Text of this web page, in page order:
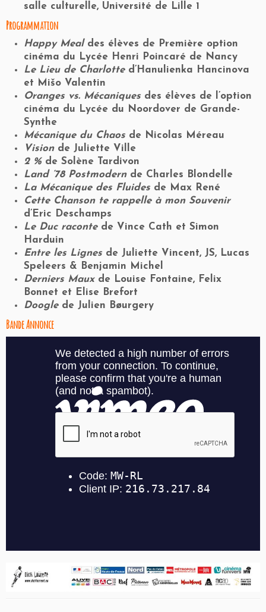
salle culturelle, Université de Lille 1
Programmation
Happy Meal des élèves de Première option
cinéma du Lycée Henri Poincaré de Nancy
Le Lieu de Charlotted’Hanulienka Hancinova
et Mišo Valentin
Oranges vs. Mécaniques des élèves de l’option
cinéma du Lycée du Noordover de Grande-
Synthe
Mécanique du Chaos de Nicolas Méreau
Vision de Juliette Ville
2 % de Solène Tardivon
Land ’78 Postmodern de Charles Blondelle
La Mécanique des Fluides de Max René
Cette Chanson te rappelle à mon Souvenir
d’Eric Deschamps
Le Duc racontede Vince Cath et Simon
Harduin
Entre les Lignes de Juliette Vincent, JS, Lucas
Speleers & Benjamin Michel
Derniers Mauxde Louise Fontaine, Felix
Bonnet et Elise Brefort
Doogle de Julien Bøurgery
Bande Annonce